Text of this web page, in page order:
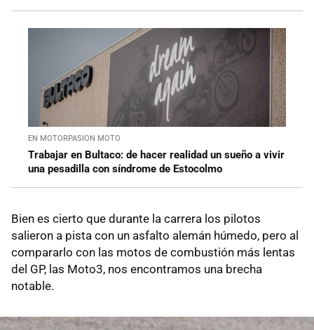
EN MOTORPASION MOTO
Trabajar en Bultaco: de hacer realidad un sueño a vivir
una pesadilla con síndrome de Estocolmo
Bien es cierto que durante la carrera los pilotos
salieron a pista con un asfalto alemán húmedo, pero al
compararlo con las motos de combustión más lentas
del GP, las Moto3, nos encontramos una brecha
notable.